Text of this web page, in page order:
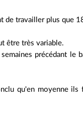
de travailler plus que
être très variable.
précédant le
qu'en moyenne ils